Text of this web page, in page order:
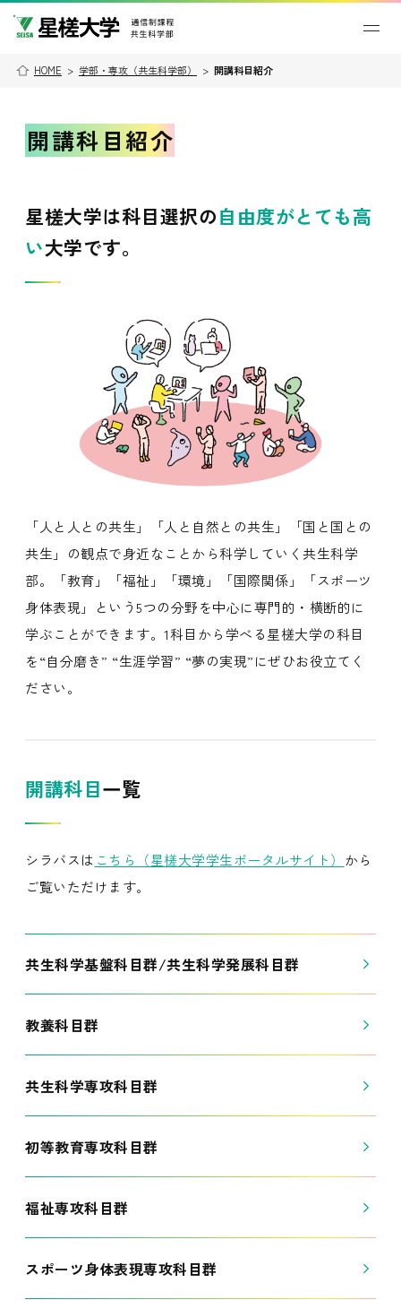
HOME > 学部・専攻（共生科学部） > 開講科目紹介
開講科目紹介
星槎大学は科目選択の自由度がとても高
い大学です。
「人と人との共生」「人と自然との共生」「国と国との
共生」の観点で身近なことから科学していく共生科学
部。「教育」「福祉」「環境」「国際関係」「スポーツ
身体表現」という5つの分野を中心に専門的・横断的に
学ぶことができます。1科目から学べる星槎大学の科目
を“自分磨き” “生涯学習” “夢の実現”にぜひお役立てく
ださい。
開講科目一覧
シラバスは こちら（星槎大学学生ポータルサイト） から
ご覧いただけます。
共生科学基盤科目群/共生科学発展科目群
教養科目群
共生科学専攻科目群
初等教育専攻科目群
福祉専攻科目群
スポーツ身体表現専攻科目群